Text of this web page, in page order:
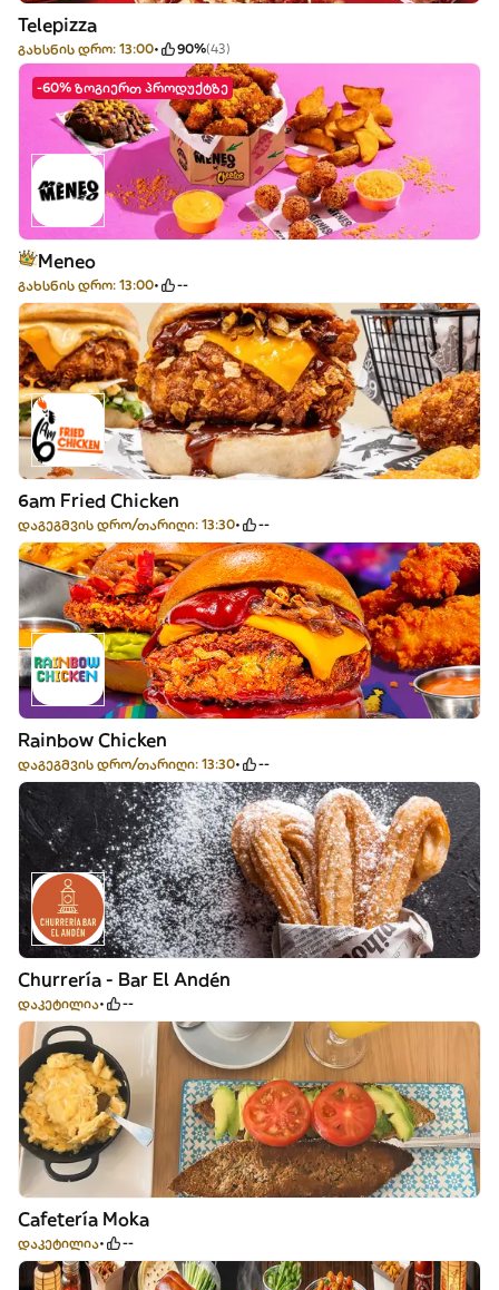
Telepizza
გახსნის დრო: 13:00 90%(43)
-60% ზოგიერთ პროდუქტზე
Meneo
გახსნის დრო: 13:00 --
6am Fried Chicken
დაგეგმვის დრო/თარიღი: 13:30 --
Rainbow Chicken
დაგეგმვის დრო/თარიღი: 13:30 --
Churrería - Bar El Andén
დაკეტილია --
Cafetería Moka
დაკეტილია --